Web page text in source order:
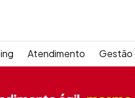
Atendimento Gestão